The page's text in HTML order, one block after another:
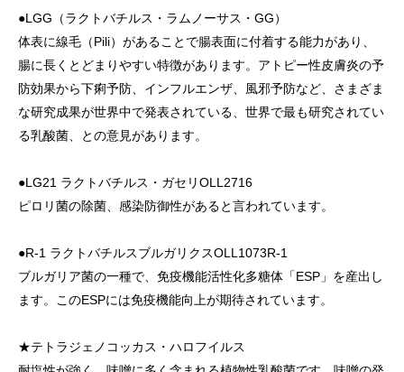
●LGG（ラクトバチルス・ラムノーサス・GG）
体表に線毛（Pili）があることで腸表面に付着する能力があり、
腸に長くとどまりやすい特徴があります。アトピー性皮膚炎の予
防効果から下痢予防、インフルエンザ、風邪予防など、さまざま
な研究成果が世界中で発表されている、世界で最も研究されてい
る乳酸菌、との意見があります。
●LG21 ラクトバチルス・ガセリOLL2716
ピロリ菌の除菌、感染防御性があると言われています。
●R-1 ラクトバチルスブルガリクスOLL1073R-1
ブルガリア菌の一種で、免疫機能活性化多糖体「ESP」を産出し
ます。このESPには免疫機能向上が期待されています。
★テトラジェノコッカス・ハロフイルス